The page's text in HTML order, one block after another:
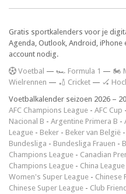
Gratis sportkalenders voor je
Agenda, Outlook, Android,
account nodig.
Voetbal — 🏎️ Formula 1 — 🏍
Wielrennen — 🏏 Cricket — 🏑
Voetbalkalender seizoen 2026 –
AFC Champions League - AFC Cup -
Nacional B - Argentine Primera B -
League - Beker - Beker van België -
Bundesliga - Bundesliga Frauen -
Champions League - Canadian
Champions League - China
Women's Super League - Chinese
Chinese Super League - Club